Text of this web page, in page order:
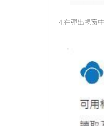
4.在彈出視窗